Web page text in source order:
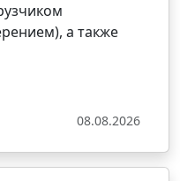
а также
08.08.2026